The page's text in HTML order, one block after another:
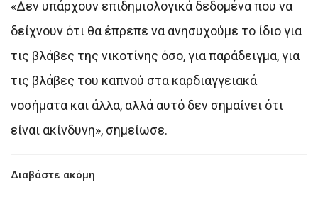
«Δεν υπάρχουν επιδημιολογικά δεδομένα που να
δείχνουν ότι θα έπρεπε να ανησυχούμε το ίδιο για
τις βλάβες της νικοτίνης όσο, για παράδειγμα, για
τις βλάβες του καπνού στα καρδιαγγειακά
νοσήματα και άλλα, αλλά αυτό δεν σημαίνει ότι
είναι ακίνδυνη», σημείωσε.
Διαβάστε ακόμη